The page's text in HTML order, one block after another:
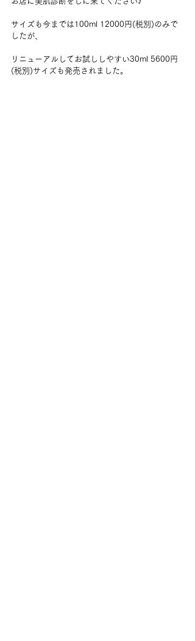
サイズも今までは100ml 12000円(税別)のみで
したが、
リニューアルしてお試ししやすい30ml 5600円
(税別)サイズも発売されました。